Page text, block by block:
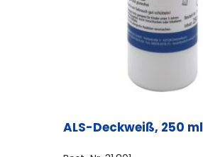
ALS-Deckweiß, 250 ml